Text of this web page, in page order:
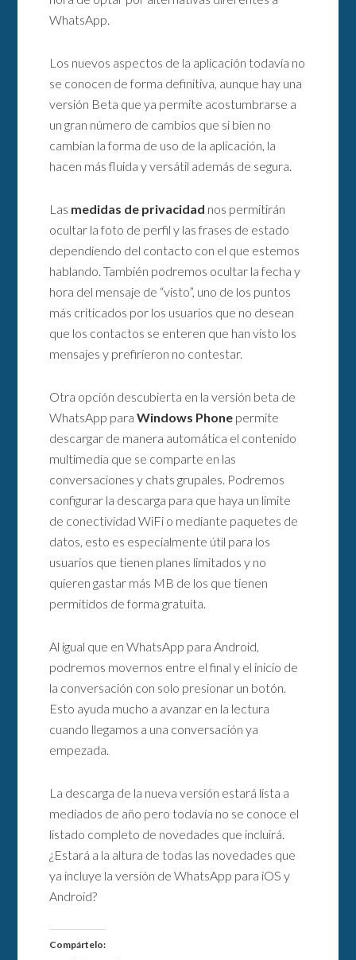
WhatsApp.
Los nuevos aspectos de la aplicación todavía no
se conocen de forma definitiva, aunque hay una
versión Beta que ya permite acostumbrarse a
un gran número de cambios que si bien no
cambian la forma de uso de la aplicación, la
hacen más fluida y versátil además de segura.
Las medidas de privacidad nos permitirán
ocultar la foto de perfil y las frases de estado
dependiendo del contacto con el que estemos
hablando. También podremos ocultar la fecha y
hora del mensaje de “visto”, uno de los puntos
más criticados por los usuarios que no desean
que los contactos se enteren que han visto los
mensajes y prefirieron no contestar.
Otra opción descubierta en la versión beta de
WhatsApp paraWindows Phone permite
descargar de manera automática el contenido
multimedia que se comparte en las
conversaciones y chats grupales. Podremos
configurar la descarga para que haya un limite
de conectividad WiFi o mediante paquetes de
datos, esto es especialmente útil para los
usuarios que tienen planes limitados y no
quieren gastar más MB de los que tienen
permitidos de forma gratuita.
Al igual que en WhatsApp para Android,
podremos movernos entre el final y el inicio de
la conversación con solo presionar un botón.
Esto ayuda mucho a avanzar en la lectura
cuando llegamos a una conversación ya
empezada.
La descarga de la nueva versión estará lista a
mediados de año pero todavía no se conoce el
listado completo de novedades que incluirá.
¿Estará a la altura de todas las novedades que
ya incluye la versión de WhatsApp para iOS y
Android?
Compártelo: